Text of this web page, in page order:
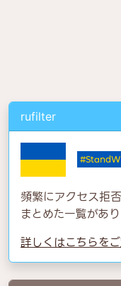
rufilter
🇺🇦
頻繁にアクセス拒
まとめた一覧があり
詳しくはこちらをご